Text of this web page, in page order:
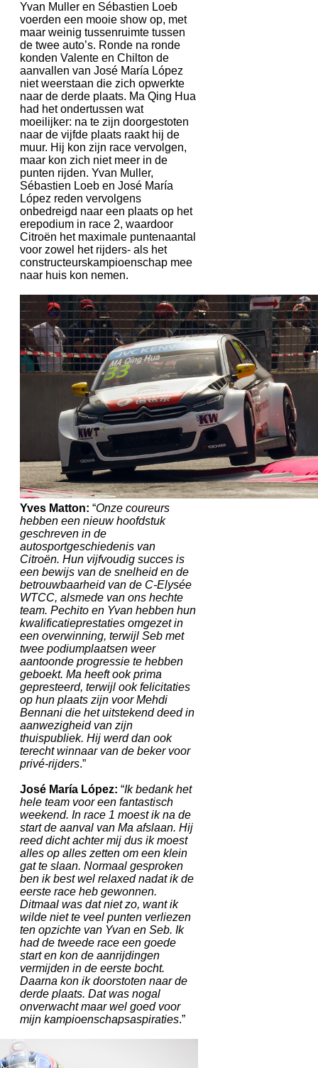
Yvan Muller en Sébastien Loeb
voerden een mooie show op, met
maar weinig tussenruimte tussen
de twee auto’s. Ronde na ronde
konden Valente en Chilton de
aanvallen van José María López
niet weerstaan die zich opwerkte
naar de derde plaats. Ma Qing Hua
had het ondertussen wat
moeilijker: na te zijn doorgestoten
naar de vijfde plaats raakt hij de
muur. Hij kon zijn race vervolgen,
maar kon zich niet meer in de
punten rijden. Yvan Muller,
Sébastien Loeb en José María
López reden vervolgens
onbedreigd naar een plaats op het
erepodium in race 2, waardoor
Citroën het maximale puntenaantal
voor zowel het rijders- als het
constructeurskampioenschap mee
naar huis kon nemen.
Yves Matton: “Onze coureurs
hebben een nieuw hoofdstuk
geschreven in de
autosportgeschiedenis van
Citroën. Hun vijfvoudig succes is
een bewijs van de snelheid en de
betrouwbaarheid van de C-Elysée
WTCC, alsmede van ons hechte
team. Pechito en Yvan hebben hun
kwalificatieprestaties omgezet in
een overwinning, terwijl Seb met
twee podiumplaatsen weer
aantoonde progressie te hebben
geboekt. Ma heeft ook prima
gepresteerd, terwijl ook felicitaties
op hun plaats zijn voor Mehdi
Bennani die het uitstekend deed in
aanwezigheid van zijn
thuispubliek. Hij werd dan ook
terecht winnaar van de beker voor
privé-rijders.”
José María López: “Ik bedank het
hele team voor een fantastisch
weekend. In race 1 moest ik na de
start de aanval van Ma afslaan. Hij
reed dicht achter mij dus ik moest
alles op alles zetten om een klein
gat te slaan. Normaal gesproken
ben ik best wel relaxed nadat ik de
eerste race heb gewonnen.
Ditmaal was dat niet zo, want ik
wilde niet te veel punten verliezen
ten opzichte van Yvan en Seb. Ik
had de tweede race een goede
start en kon de aanrijdingen
vermijden in de eerste bocht.
Daarna kon ik doorstoten naar de
derde plaats. Dat was nogal
onverwacht maar wel goed voor
mijn kampioenschapsaspiraties.”